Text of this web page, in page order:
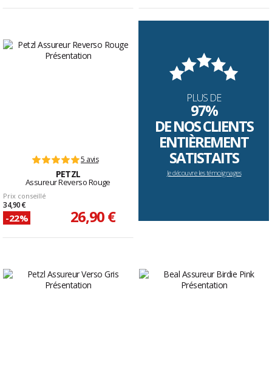
5 avis
PETZL
Assureur Reverso Rouge
Prix conseillé
34,90 €
-22% 26,90 €
PLUS DE
97%
DE NOS CLIENTS
ENTIÈREMENT
SATISTAITS
Je découvre les témoignages